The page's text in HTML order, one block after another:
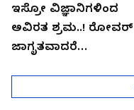
ಇಸ್ರೋ ವಿಜ್ಞಾನಿಗಳಿಂದ
ಅವಿರತ ಶ್ರಮ..! ರೋವರ್
ಜಾಗೃತವಾದರೆ